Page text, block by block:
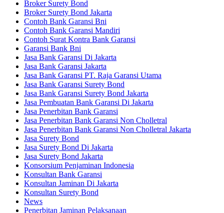
Broker Surety Bond
Broker Surety Bond Jakarta
Contoh Bank Garansi Bni
Contoh Bank Garansi Mandiri
Contoh Surat Kontra Bank Garansi
Garansi Bank Bni
Jasa Bank Garansi Di Jakarta
Jasa Bank Garansi Jakarta
Jasa Bank Garansi PT. Raja Garansi Utama
Jasa Bank Garansi Surety Bond
Jasa Bank Garansi Surety Bond Jakarta
Jasa Pembuatan Bank Garansi Di Jakarta
Jasa Penerbitan Bank Garansi
Jasa Penerbitan Bank Garansi Non Cholletral
Jasa Penerbitan Bank Garansi Non Cholletral Jakarta
Jasa Surety Bond
Jasa Surety Bond Di Jakarta
Jasa Surety Bond Jakarta
Konsorsium Penjaminan Indonesia
Konsultan Bank Garansi
Konsultan Jaminan Di Jakarta
Konsultan Surety Bond
News
Penerbitan Jaminan Pelaksanaan